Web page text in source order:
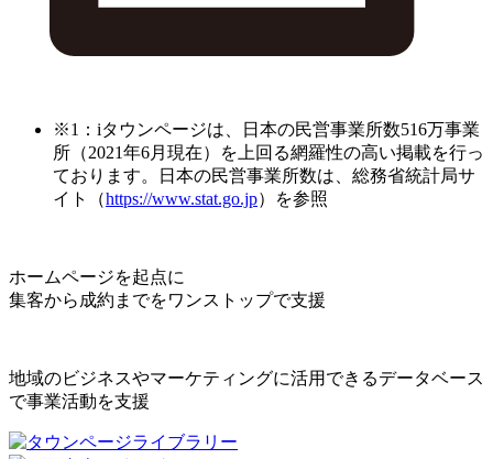
※1：iタウンページは、日本の民営事業所数516万事業
所（2021年6月現在）を上回る網羅性の高い掲載を行っ
ております。日本の民営事業所数は、総務省統計局サ
イト（https://www.stat.go.jp）を参照
ホームページを起点に
集客から成約までをワンストップで支援
地域のビジネスやマーケティングに活用できるデータベース
で事業活動を支援